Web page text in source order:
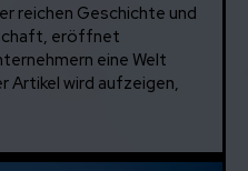
reichen Geschichte und
eröffnet
eine Welt
Artikel wird aufzeigen,